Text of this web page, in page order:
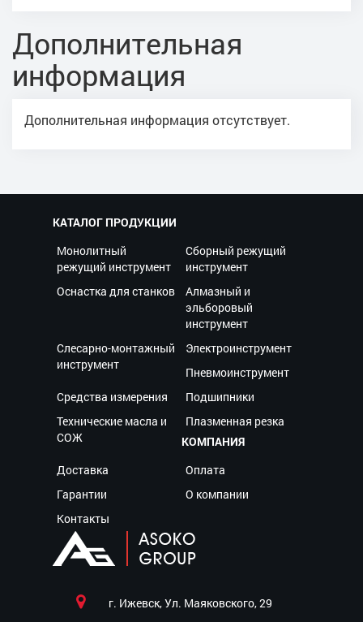
Дополнительная
информация
Дополнительная информация отсутствует.
КАТАЛОГ ПРОДУКЦИИ
Монолитный
режущий инструмент
Сборный режущий
инструмент
Оснастка для станков
Алмазный и
эльборовый
инструмент
Слесарно-монтажный
инструмент
Электроинструмент
Пневмоинструмент
Средства измерения
Подшипники
Технические масла и
СОЖ
Плазменная резка
КОМПАНИЯ
Доставка
Оплата
Гарантии
О компании
Контакты
г. Ижевск, Ул. Маяковского, 29